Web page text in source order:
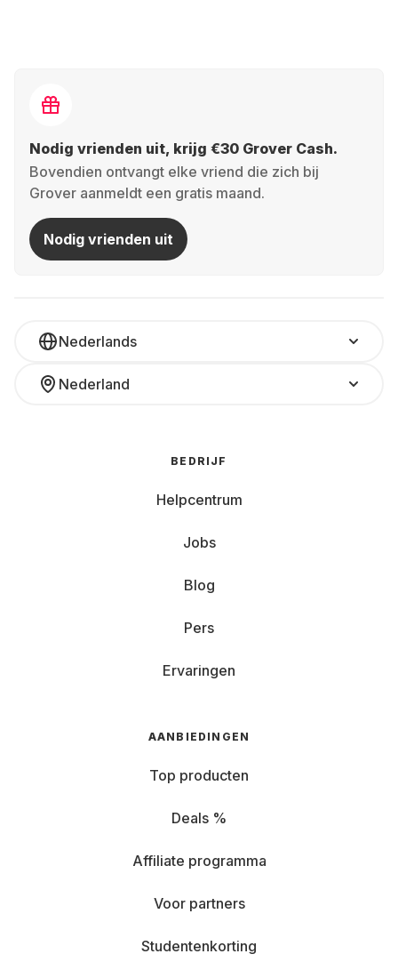
Nodig vrienden uit, krijg €30 Grover Cash.
Bovendien ontvangt elke vriend die zich bij
Grover aanmeldt een gratis maand.
Nodig vrienden uit
Nederlands
Nederland
BEDRIJF
Helpcentrum
Jobs
Blog
Pers
Ervaringen
AANBIEDINGEN
Top producten
Deals %
Affiliate programma
Voor partners
Studentenkorting